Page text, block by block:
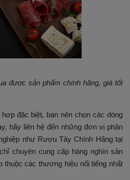
được sản phẩm chính hãng, giá tốt
đặc biệt, bạn nên chọn các dòng
hãy liên hệ đến những đơn vị phân
như Rượu Tây Chính Hãng tại
chuyên cung cấp hàng nghìn sản
thuộc các thương hiệu nổi tiếng nhất